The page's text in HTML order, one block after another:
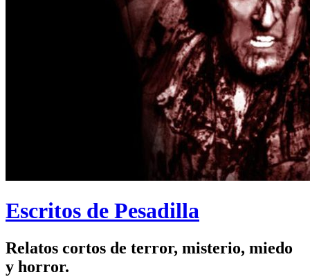
Escritos de Pesadilla
Relatos cortos de terror, misterio, miedo
y horror.